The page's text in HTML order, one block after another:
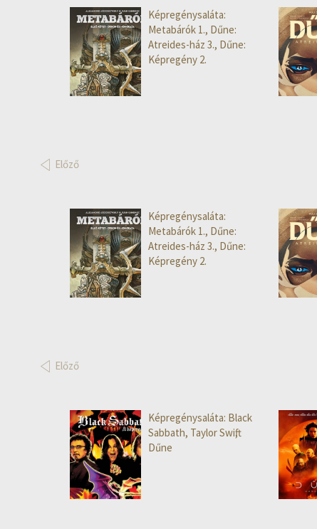
Képregénysaláta:
Metabárók 1., Dűne:
Atreides-ház 3., Dűne:
Képregény 2.
Előző
Képregénysaláta:
Metabárók 1., Dűne:
Atreides-ház 3., Dűne:
Képregény 2.
Előző
Képregénysaláta: Black
Sabbath, Taylor Swift,
Dűne